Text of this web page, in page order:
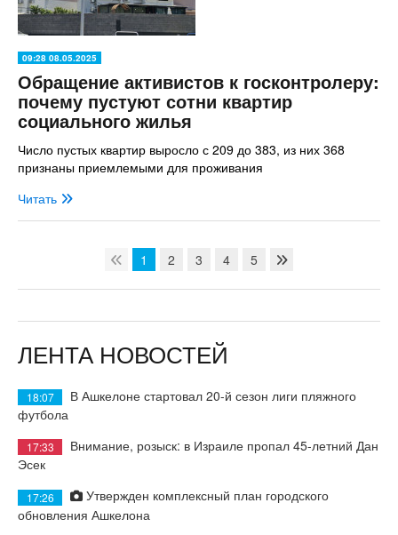
09:28 08.05.2025
Обращение активистов к госконтролеру:
почему пустуют сотни квартир
социального жилья
Число пустых квартир выросло с 209 до 383, из них 368
признаны приемлемыми для проживания
Читать
1 2 3 4 5
ЛЕНТА НОВОСТЕЙ
18:07
В Ашкелоне стартовал 20-й сезон лиги пляжного
футбола
17:33
Внимание, розыск: в Израиле пропал 45-летний Дан
Эсек
17:26
Утвержден комплексный план городского
обновления Ашкелона